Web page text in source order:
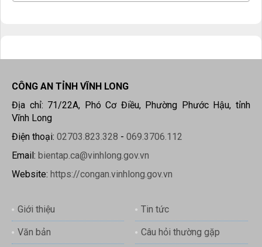
CÔNG AN TỈNH VĨNH LONG
Địa chỉ: 71/22A, Phó Cơ Điều, Phường Phước Hậu, tỉnh
Vĩnh Long
Điện thoại: 02703.823.328 - 069.3706.112
Email: bientap.ca@vinhlong.gov.vn
Website: https://congan.vinhlong.gov.vn
Giới thiệu Tin tức
Văn bản Câu hỏi thường gặp